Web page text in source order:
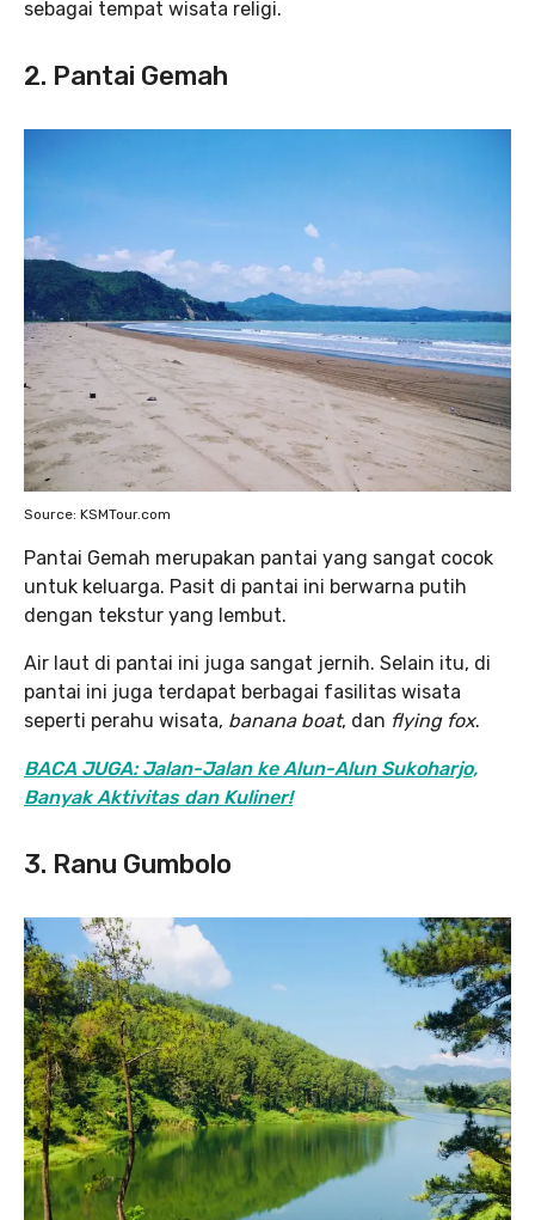
sebagai tempat wisata religi.
2. Pantai Gemah
Source: KSMTour.com
Pantai Gemah merupakan pantai yang sangat cocok
untuk keluarga. Pasit di pantai ini berwarna putih
dengan tekstur yang lembut.
Air laut di pantai ini juga sangat jernih. Selain itu, di
pantai ini juga terdapat berbagai fasilitas wisata
seperti perahu wisata, banana boat, dan flying fox.
BACA JUGA: Jalan-Jalan ke Alun-Alun Sukoharjo,
Banyak Aktivitas dan Kuliner!
3. Ranu Gumbolo